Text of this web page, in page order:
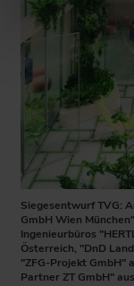
Siegesentwurf TVG:
GmbH Wien
Ingenieurbüros
Österreich, "DnD
"ZFG-Projekt GmbH"
Partner ZT GmbH"